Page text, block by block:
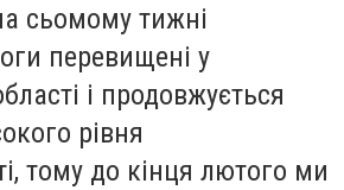
сьомому тижні
перевищені у
і продовжується
рівня
тому до кінця лютого ми